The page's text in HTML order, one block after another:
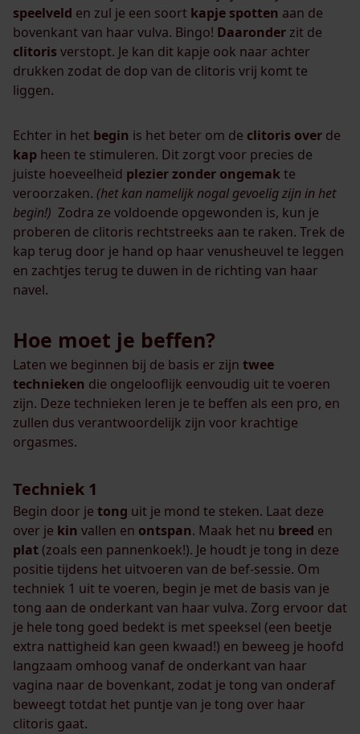
speelveld en zul je een soort kapje spotten aan de
bovenkant van haar vulva. Bingo! Daaronderzit de
clitoris verstopt. Je kan dit kapje ook naar achter
drukken zodat de dop van de clitoris vrij komt te
liggen.
Echter in het begin is het beter om de clitoris over de
kap heen te stimuleren. Dit zorgt voor precies de
juiste hoeveelheid plezierzonder ongemakte
veroorzaken. (het kan namelijk nogal gevoelig zijn in het
begin!) Zodra ze voldoende opgewonden is, kun je
proberen de clitoris rechtstreeks aan te raken. Trek de
kap terug door je hand op haar venusheuvel te leggen
en zachtjes terug te duwen in de richting van haar
navel.
Hoe moet je beffen?
Laten we beginnen bij de basis er zijn twee
technieken die ongelooflijk eenvoudig uit te voeren
zijn. Deze technieken leren je te beffen als een pro, en
zullen dus verantwoordelijk zijn voor krachtige
orgasmes.
Techniek 1
Begin door je tong uit je mond te steken. Laat deze
over je kin vallen en ontspan. Maak het nu breed en
plat (zoals een pannenkoek!). Je houdt je tong in deze
positie tijdens het uitvoeren van de bef-sessie. Om
techniek 1 uit te voeren, begin je met de basis van je
tong aan de onderkant van haar vulva. Zorg ervoor dat
je hele tong goed bedekt is met speeksel (een beetje
extra nattigheid kan geen kwaad!) en beweeg je hoofd
langzaam omhoog vanaf de onderkant van haar
vagina naar de bovenkant, zodat je tong van onderaf
beweegt totdat het puntje van je tong over haar
clitoris gaat.